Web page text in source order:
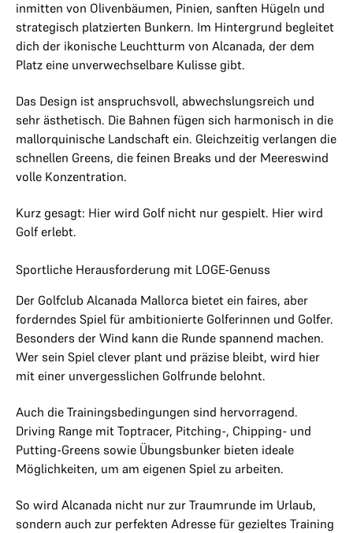
inmitten von Olivenbäumen, Pinien, sanften Hügeln und
strategisch platzierten Bunkern. Im Hintergrund begleitet
dich der ikonische Leuchtturm von Alcanada, der dem
Platz eine unverwechselbare Kulisse gibt.
Das Design ist anspruchsvoll, abwechslungsreich und
sehr ästhetisch. Die Bahnen fügen sich harmonisch in die
mallorquinische Landschaft ein. Gleichzeitig verlangen die
schnellen Greens, die feinen Breaks und der Meereswind
volle Konzentration.
Kurz gesagt: Hier wird Golf nicht nur gespielt. Hier wird
Golf erlebt.
Sportliche Herausforderung mit LOGE-Genuss
Der Golfclub Alcanada Mallorca bietet ein faires, aber
forderndes Spiel für ambitionierte Golferinnen und Golfer.
Besonders der Wind kann die Runde spannend machen.
Wer sein Spiel clever plant und präzise bleibt, wird hier
mit einer unvergesslichen Golfrunde belohnt.
Auch die Trainingsbedingungen sind hervorragend.
Driving Range mit Toptracer, Pitching-, Chipping- und
Putting-Greens sowie Übungsbunker bieten ideale
Möglichkeiten, um am eigenen Spiel zu arbeiten.
So wird Alcanada nicht nur zur Traumrunde im Urlaub,
sondern auch zur perfekten Adresse für gezieltes Training